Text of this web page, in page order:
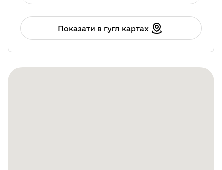
Показати в гугл картах